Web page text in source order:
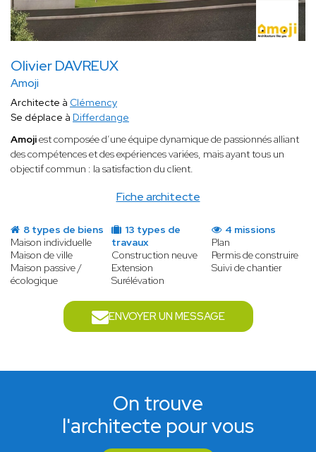
Olivier DAVREUX
Amoji
Fiche architecte
Architecte à Clémency
Se déplace à Differdange
Amojiest composée d’une équipe dynamique de passionnés alliant
des compétences et des expériences variées, mais ayant tous un
objectif commun : la satisfaction du client.
8 types de biens
Maison individuelle
Maison de ville
Maison passive /
écologique
13 types de
travaux
Construction neuve
Extension
Surélévation
4 missions
Plan
Permis de construire
Suivi de chantier
ENVOYER UN MESSAGE
On trouve
l'architecte pour vous